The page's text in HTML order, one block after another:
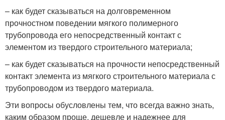
– как будет сказываться на долговременном
прочностном поведении мягкого полимерного
трубопровода его непосредственный контакт с
элементом из твердого строительного материала;
– как будет сказываться на прочности непосредственный
контакт элемента из мягкого строительного материала с
трубопроводом из твердого материала.
Эти вопросы обусловлены тем, что всегда важно знать,
каким образом проще, дешевле и надежнее для